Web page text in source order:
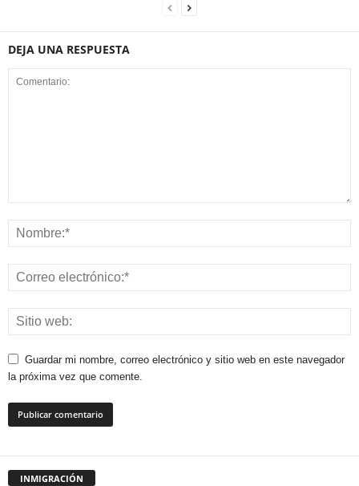
DEJA UNA RESPUESTA
Guardar mi nombre, correo electrónico y sitio web en este navegador
la próxima vez que comente.
INMIGRACIÓN